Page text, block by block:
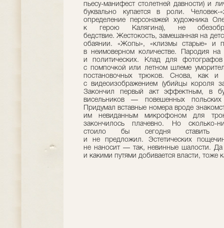
пьесу-манифест столетней давности) и
буквально купается в роли. Человек-
определение персонажей художника
к герою Калягина), не
бедствие. Жестокость, замешанная на
обаянии. «Жопы», «клизмы старые» и
в неимоверном количестве. Пародия на
и политических. Клад для
с помпочкой или летном шлеме
постановочных трюков. Снова, как и
с видеоизображением (убийцы короля
Закончил первый акт эффектным, в
висельников — повешенных
Придумал вставные номера вроде
им невиданным микрофоном для
закончилось плачевно. Но
стоило бы сегодня ставить
и не предложил. Эстетических
не наносит — так, невинные шалости.
и какими путями добивается власти, тоже